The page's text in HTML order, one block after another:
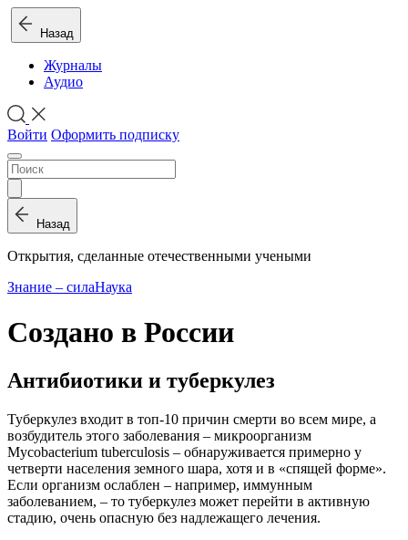
Назад
Журналы
Аудио
Войти Оформить подписку
Назад
Открытия, сделанные отечественными учеными
Знание – силаНаука
Создано в России
Антибиотики и туберкулез
Туберкулез входит в топ‑10 причин смерти во всем мире, а
возбудитель этого заболевания – микроорганизм
Mycobacterium tuberculosis – обнаруживается примерно у
четверти населения земного шара, хотя и в «спящей форме».
Если организм ослаблен – например, иммунным
заболеванием, – то туберкулез может перейти в активную
стадию, очень опасную без надлежащего лечения.